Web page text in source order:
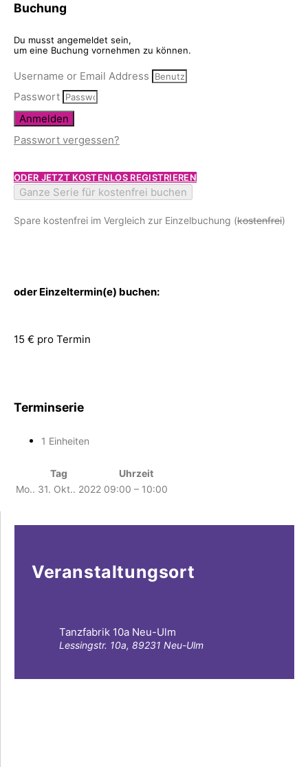
Buchung
Du musst angemeldet sein,
um eine Buchung vornehmen zu können.
Username or Email Address
Passwort
Anmelden
Passwort vergessen?
ODER JETZT KOSTENLOS REGISTRIEREN
Ganze Serie für kostenfrei buchen
Spare kostenfrei im Vergleich zur Einzelbuchung (kostenfrei)
oder Einzeltermin(e) buchen:
15 € pro Termin
Terminserie
1 Einheiten
Tag
Uhrzeit
Mo.. 31. Okt.. 2022 09:00 – 10:00
Veranstaltungsort
Tanzfabrik 10a Neu-Ulm
Lessingstr. 10a, 89231 Neu-Ulm